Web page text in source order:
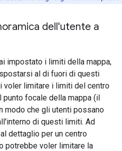
dell'utente a
impostato i limiti della mappa,
al di fuori di questi
voler limitare i limiti del centro
focale della mappa (il
modo che gli utenti possano
di questi limiti. Ad
dettaglio per un centro
potrebbe voler limitare la